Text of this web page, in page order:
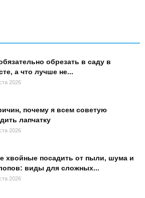
обрезать в саду в
а что лучше не...
2026
почему я всем советую
лапчатку
2026
хвойные посадить от пыли, шума и
виды для сложных...
2026